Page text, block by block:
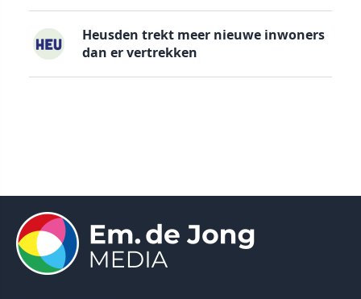
Heusden trekt meer nieuwe inwoners
dan er vertrekken